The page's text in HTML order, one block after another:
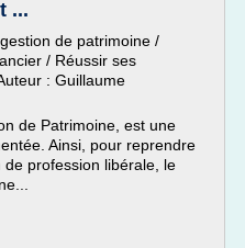
...
de patrimoine /
/ Réussir ses
: Guillaume
de Patrimoine, est une
Ainsi, pour reprendre
profession libérale, le